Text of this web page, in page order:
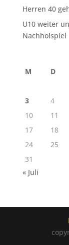
Herren 40
U10 weiter
Nachholspiel
M D
3
4
10
11
17
18
24
25
31
« Juli